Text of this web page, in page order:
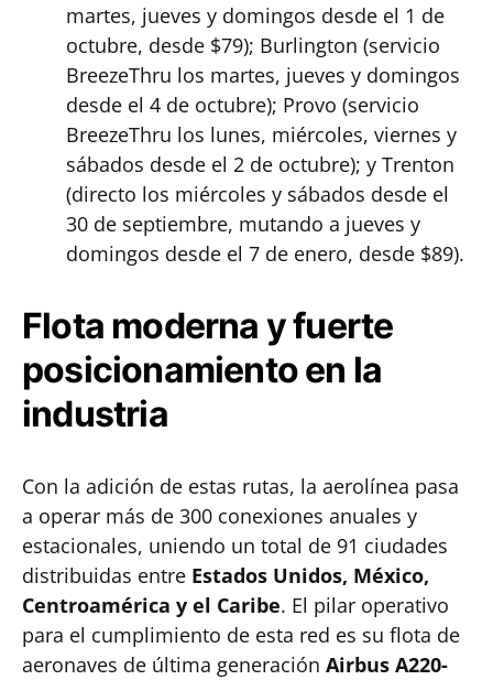
martes, jueves y domingos desde el 1 de
octubre, desde $79); Burlington (servicio
BreezeThru los martes, jueves y domingos
desde el 4 de octubre); Provo (servicio
BreezeThru los lunes, miércoles, viernes y
sábados desde el 2 de octubre); y Trenton
(directo los miércoles y sábados desde el
30 de septiembre, mutando a jueves y
domingos desde el 7 de enero, desde $89).
Flota moderna y fuerte
posicionamiento en la
industria
Con la adición de estas rutas, la aerolínea pasa
a operar más de 300 conexiones anuales y
estacionales, uniendo un total de 91 ciudades
distribuidas entre Estados Unidos, México,
Centroamérica y el Caribe. El pilar operativo
para el cumplimiento de esta red es su flota de
aeronaves de última generación Airbus A220-